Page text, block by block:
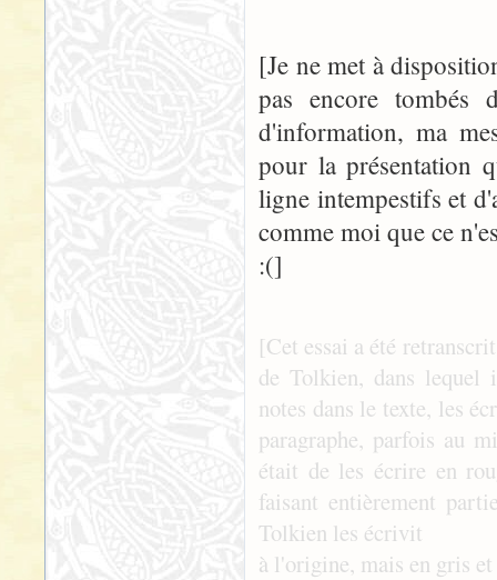
[Je ne met à
pas encore tombés
d'information, ma
pour la présentation
ligne intempestifs et
comme moi que ce
:(]
[Cet essai a été
de Tolkien, dans lequel
notes dans le texte, les
paragraphe, parfois au
était de les écrire en
faisant entièrement
Tolkien les écrivit
à l'origine, mais en gris